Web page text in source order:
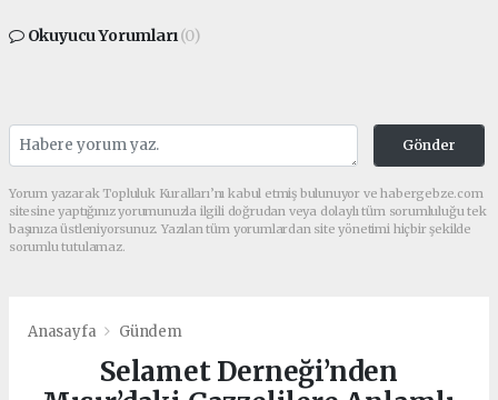
Okuyucu Yorumları(0)
Gönder
Yorum yazarak Topluluk Kuralları’nı kabul etmiş bulunuyor ve habergebze.com
sitesine yaptığınız yorumunuzla ilgili doğrudan veya dolaylı tüm sorumluluğu tek
başınıza üstleniyorsunuz. Yazılan tüm yorumlardan site yönetimi hiçbir şekilde
sorumlu tutulamaz.
Anasayfa Gündem
Selamet Derneği’nden